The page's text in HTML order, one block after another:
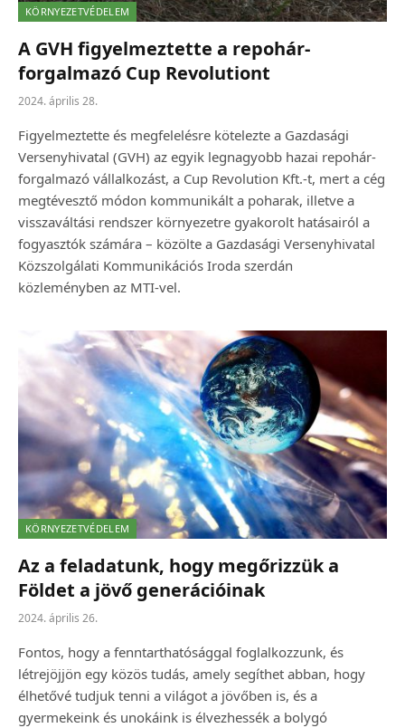
KÖRNYEZETVÉDELEM
A GVH figyelmeztette a repohár-
forgalmazó Cup Revolutiont
2024. április 28.
Figyelmeztette és megfelelésre kötelezte a Gazdasági
Versenyhivatal (GVH) az egyik legnagyobb hazai repohár-
forgalmazó vállalkozást, a Cup Revolution Kft.-t, mert a cég
megtévesztő módon kommunikált a poharak, illetve a
visszaváltási rendszer környezetre gyakorolt hatásairól a
fogyasztók számára – közölte a Gazdasági Versenyhivatal
Közszolgálati Kommunikációs Iroda szerdán
közleményben az MTI-vel.
KÖRNYEZETVÉDELEM
Az a feladatunk, hogy megőrizzük a
Földet a jövő generációinak
2024. április 26.
Fontos, hogy a fenntarthatósággal foglalkozzunk, és
létrejöjjön egy közös tudás, amely segíthet abban, hogy
élhetővé tudjuk tenni a világot a jövőben is, és a
gyermekeink és unokáink is élvezhessék a bolygó